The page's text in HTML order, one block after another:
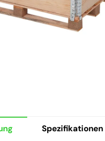
Spezifikationen